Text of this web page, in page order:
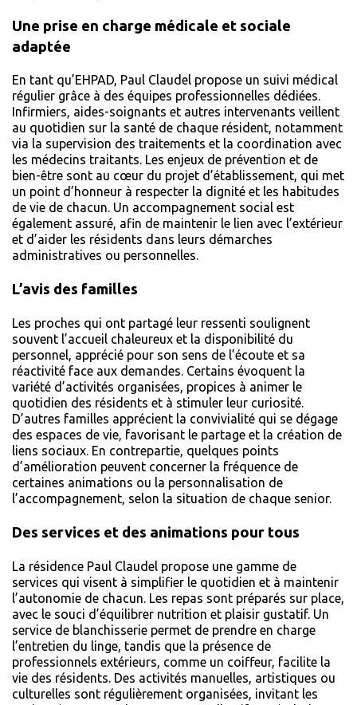
Une prise en charge médicale et sociale
adaptée
En tant qu’EHPAD, Paul Claudel propose un suivi médical
régulier grâce à des équipes professionnelles dédiées.
Infirmiers, aides-soignants et autres intervenants veillent
au quotidien sur la santé de chaque résident, notamment
via la supervision des traitements et la coordination avec
les médecins traitants. Les enjeux de prévention et de
bien-être sont au cœur du projet d’établissement, qui met
un point d’honneur à respecter la dignité et les habitudes
de vie de chacun. Un accompagnement social est
également assuré, afin de maintenir le lien avec l’extérieur
et d’aider les résidents dans leurs démarches
administratives ou personnelles.
L’avis des familles
Les proches qui ont partagé leur ressenti soulignent
souvent l’accueil chaleureux et la disponibilité du
personnel, apprécié pour son sens de l’écoute et sa
réactivité face aux demandes. Certains évoquent la
variété d’activités organisées, propices à animer le
quotidien des résidents et à stimuler leur curiosité.
D’autres familles apprécient la convivialité qui se dégage
des espaces de vie, favorisant le partage et la création de
liens sociaux. En contrepartie, quelques points
d’amélioration peuvent concerner la fréquence de
certaines animations ou la personnalisation de
l’accompagnement, selon la situation de chaque senior.
Des services et des animations pour tous
La résidence Paul Claudel propose une gamme de
services qui visent à simplifier le quotidien et à maintenir
l’autonomie de chacun. Les repas sont préparés sur place,
avec le souci d’équilibrer nutrition et plaisir gustatif. Un
service de blanchisserie permet de prendre en charge
l’entretien du linge, tandis que la présence de
professionnels extérieurs, comme un coiffeur, facilite la
vie des résidents. Des activités manuelles, artistiques ou
culturelles sont régulièrement organisées, invitant les